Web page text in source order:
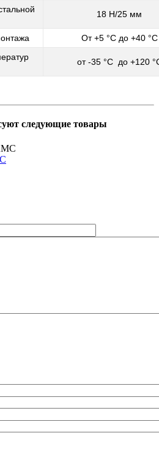
18 Н/25 мм
От +5 °С до +40 °С
от -35 °C до +120
следующие товары